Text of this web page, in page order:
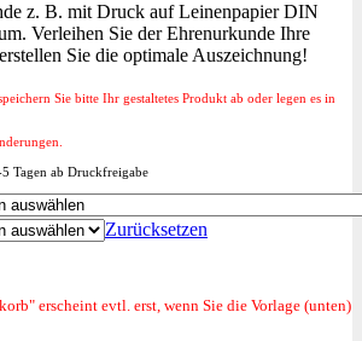
z. B. mit Druck auf Leinenpapier DIN
Verleihen Sie der Ehrenurkunde Ihre
Sie die optimale Auszeichnung!
Sie bitte Ihr gestaltetes Produkt ab oder legen es in
Tagen ab Druckfreigabe
Zurücksetzen
erscheint evtl. erst, wenn Sie die Vorlage (unten)